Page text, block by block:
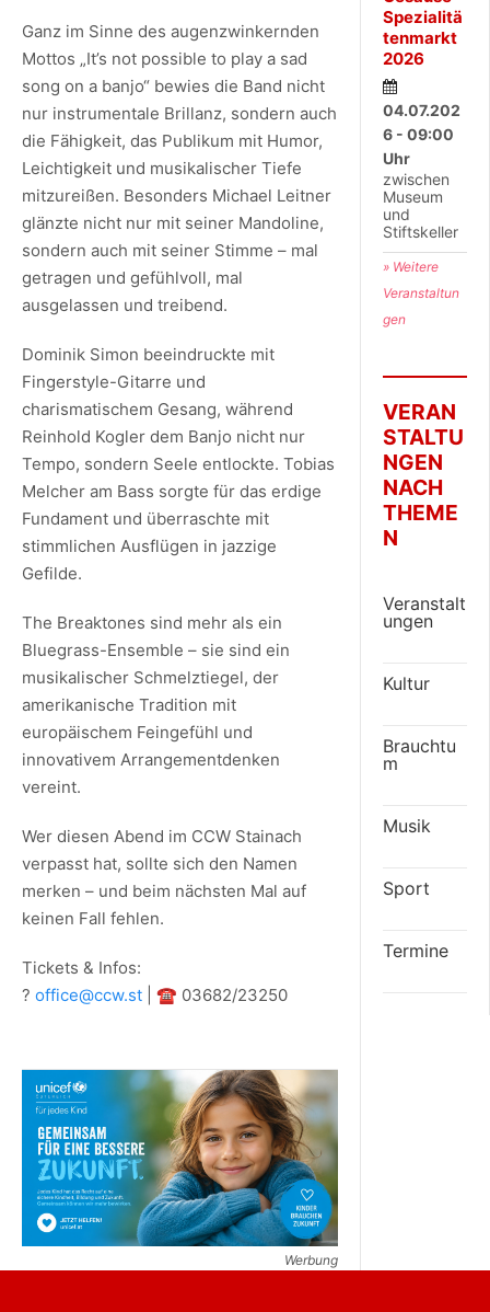
Ganz im Sinne des augenzwinkernden
Mottos „It’s not possible to play a sad
song on a banjo“ bewies die Band nicht
nur instrumentale Brillanz, sondern auch
die Fähigkeit, das Publikum mit Humor,
Leichtigkeit und musikalischer Tiefe
mitzureißen. Besonders Michael Leitner
glänzte nicht nur mit seiner Mandoline,
sondern auch mit seiner Stimme – mal
getragen und gefühlvoll, mal
ausgelassen und treibend.
Dominik Simon beeindruckte mit
Fingerstyle-Gitarre und
charismatischem Gesang, während
Reinhold Kogler dem Banjo nicht nur
Tempo, sondern Seele entlockte. Tobias
Melcher am Bass sorgte für das erdige
Fundament und überraschte mit
stimmlichen Ausflügen in jazzige
Gefilde.
The Breaktones sind mehr als ein
Bluegrass-Ensemble – sie sind ein
musikalischer Schmelztiegel, der
amerikanische Tradition mit
europäischem Feingefühl und
innovativem Arrangementdenken
vereint.
Wer diesen Abend im CCW Stainach
verpasst hat, sollte sich den Namen
merken – und beim nächsten Mal auf
keinen Fall fehlen.
Tickets & Infos:
? office@ccw.st | ☎ 03682/23250
Werbung
Spezialitä
tenmarkt
2026
04.07.202
6 - 09:00
Uhr
zwischen
Museum
und
Stiftskeller
» Weitere
Veranstaltun
gen
VERAN
STALTU
NGEN
NACH
THEME
N
Veranstalt
ungen
Kultur
Brauchtu
m
Musik
Sport
Termine